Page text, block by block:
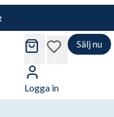
Logga in
Sälj nu